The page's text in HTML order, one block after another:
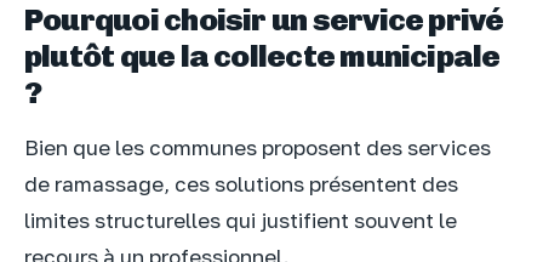
Pourquoi choisir un service privé
plutôt que la collecte municipale
?
Bien que les communes proposent des services
de ramassage, ces solutions présentent des
limites structurelles qui justifient souvent le
recours à un professionnel.